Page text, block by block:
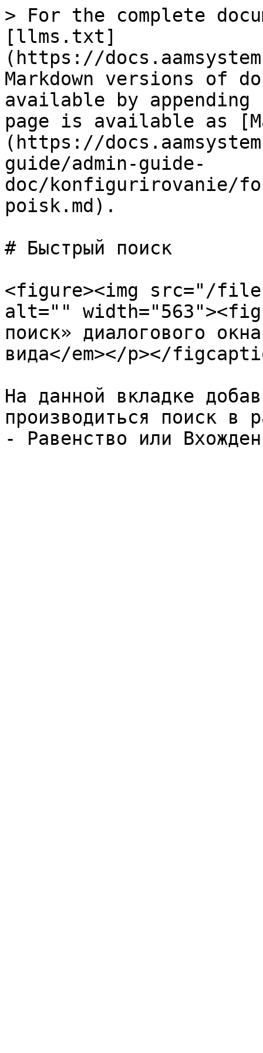
> For the complete
[llms.txt]
(https://
Markdown versions of
available by
page is available as
(https://
guide/admin-guide-
doc/konfigurirovanie/
poisk.md).
# Быстрый поиск
<figure><img src="/files/
alt=""
поиск» диалогового
вида</em></p></
На данной вкладке
производиться поиск в